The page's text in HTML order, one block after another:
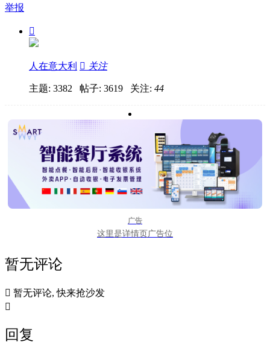
举报

人在意大利  关注
主题: 3382 帖子: 3619 关注: 44
广告
这里是详情页广告位
暂无评论
 暂无评论, 快来抢沙发

回复